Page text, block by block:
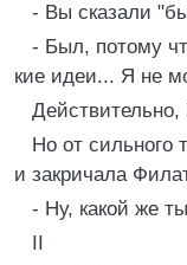
- Вы сказали
- Был, потому
кие идеи... Я не
Но от сильного
и закричала
- Ну, какой же
II